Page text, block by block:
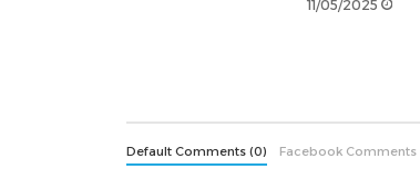
11/05/2025
Default Comments (0) Facebook Comments